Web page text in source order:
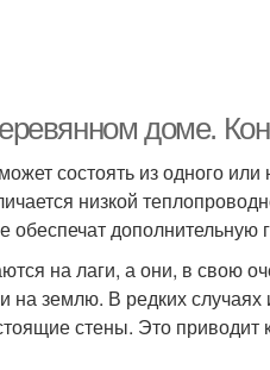
доме.
состоять из одного
низкой
обеспечат дополнительную
на лаги, а они, в свою
на землю. В редких
стены. Это